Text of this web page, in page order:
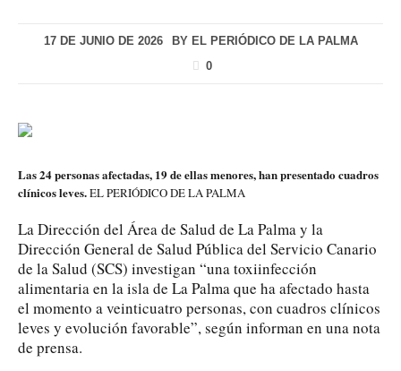
17 DE JUNIO DE 2026 BY EL PERIÓDICO DE LA PALMA
0
Las 24 personas afectadas, 19 de ellas menores, han presentado cuadros
clínicos leves.EL PERIÓDICO DE LA PALMA
La Dirección del Área de Salud de La Palma y la
Dirección General de Salud Pública del Servicio Canario
de la Salud (SCS) investigan “una toxiinfección
alimentaria en la isla de La Palma que ha afectado hasta
el momento a veinticuatro personas, con cuadros clínicos
leves y evolución favorable”, según informan en una nota
de prensa.